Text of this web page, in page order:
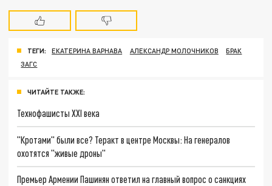
ТЕГИ: ЕКАТЕРИНА ВАРНАВА АЛЕКСАНДР МОЛОЧНИКОВ
БРАК
ЗАГС
ЧИТАЙТЕ ТАКЖЕ:
Технофашисты XXI века
"Кротами" были все? Теракт в центре Москвы: На генералов
охотятся "живые дроны"
Премьер Армении Пашинян ответил на главный вопрос о санкциях